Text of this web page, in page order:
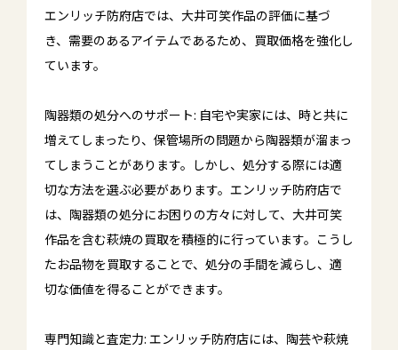
エンリッチ防府店では、大井可笑作品の評価に基づ
き、需要のあるアイテムであるため、買取価格を強化し
ています。
陶器類の処分へのサポート: 自宅や実家には、時と共に
増えてしまったり、保管場所の問題から陶器類が溜まっ
てしまうことがあります。しかし、処分する際には適
切な方法を選ぶ必要があります。エンリッチ防府店で
は、陶器類の処分にお困りの方々に対して、大井可笑
作品を含む萩焼の買取を積極的に行っています。こうし
たお品物を買取することで、処分の手間を減らし、適
切な価値を得ることができます。
専門知識と査定力: エンリッチ防府店には、陶芸や萩焼